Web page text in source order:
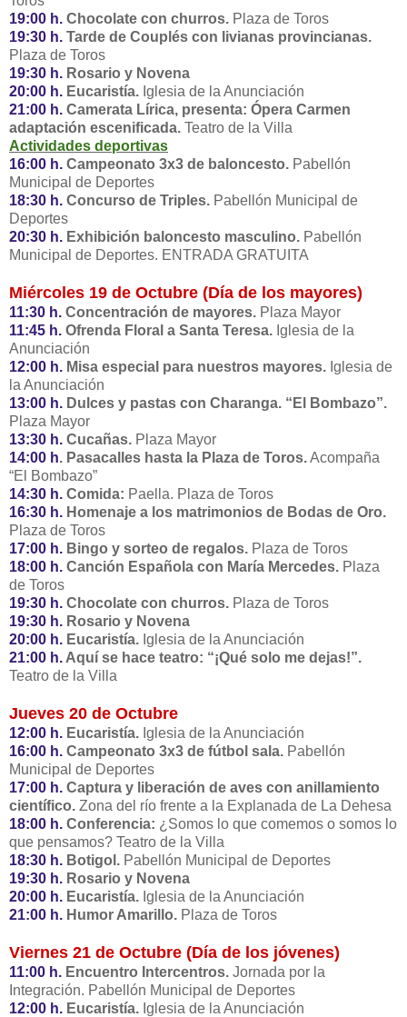
19:00 h. Chocolate con churros. Plaza de Toros
19:30 h. Tarde de Couplés con livianas provincianas.
Plaza de Toros
19:30 h. Rosario y Novena
20:00 h. Eucaristía. Iglesia de la Anunciación
21:00 h. Camerata Lírica, presenta: Ópera Carmen
adaptación escenificada. Teatro de la Villa
Actividades deportivas
16:00 h. Campeonato 3x3 de baloncesto. Pabellón
Municipal de Deportes
18:30 h. Concurso de Triples. Pabellón Municipal de
Deportes
20:30 h. Exhibición baloncesto masculino. Pabellón
Municipal de Deportes. ENTRADA GRATUITA
Miércoles 19 de Octubre (Día de los mayores)
11:30 h. Concentración de mayores. Plaza Mayor
11:45 h. Ofrenda Floral a Santa Teresa. Iglesia de la
Anunciación
12:00 h. Misa especial para nuestros mayores. Iglesia de
la Anunciación
13:00 h. Dulces y pastas con Charanga. “El Bombazo”.
Plaza Mayor
13:30 h. Cucañas. Plaza Mayor
14:00 h. Pasacalles hasta la Plaza de Toros.Acompaña
“El Bombazo”
14:30 h. Comida: Paella. Plaza de Toros
16:30 h. Homenaje a los matrimonios de Bodas de Oro.
Plaza de Toros
17:00 h. Bingo y sorteo de regalos. Plaza de Toros
18:00 h. Canción Española con María Mercedes. Plaza
de Toros
19:30 h. Chocolate con churros. Plaza de Toros
19:30 h. Rosario y Novena
20:00 h. Eucaristía. Iglesia de la Anunciación
21:00 h. Aquí se hace teatro: “¡Qué solo me dejas!”.
Teatro de la Villa
Jueves 20 de Octubre
12:00 h. Eucaristía. Iglesia de la Anunciación
16:00 h. Campeonato 3x3 de fútbol sala. Pabellón
Municipal de Deportes
17:00 h. Captura y liberación de aves con anillamiento
científico. Zona del río frente a la Explanada de La Dehesa
18:00 h. Conferencia: ¿Somos lo que comemos o somos lo
que pensamos? Teatro de la Villa
18:30 h. Botigol. Pabellón Municipal de Deportes
19:30 h. Rosario y Novena
20:00 h. Eucaristía. Iglesia de la Anunciación
21:00 h. Humor Amarillo. Plaza de Toros
Viernes 21 de Octubre (Día de los jóvenes)
11:00 h. Encuentro Intercentros. Jornada por la
Integración. Pabellón Municipal de Deportes
12:00 h. Eucaristía. Iglesia de la Anunciación